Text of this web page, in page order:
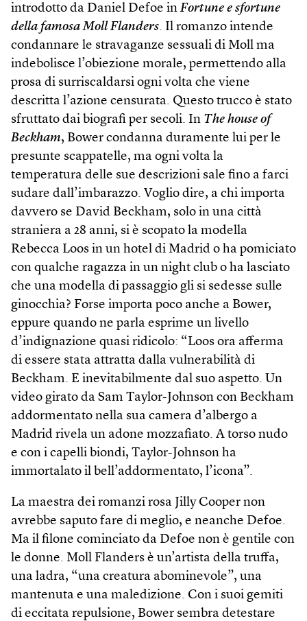
introdotto da Daniel Defoe in Fortune e sfortune
della famosa Moll Flanders. Il romanzo intende
condannare le stravaganze sessuali di Moll ma
indebolisce l’obiezione morale, permettendo alla
prosa di surriscaldarsi ogni volta che viene
descritta l’azione censurata. Questo trucco è stato
sfruttato dai biografi per secoli. In The house of
Beckham, Bower condanna duramente lui per le
presunte scappatelle, ma ogni volta la
temperatura delle sue descrizioni sale fino a farci
sudare dall’imbarazzo. Voglio dire, a chi importa
davvero se David Beckham, solo in una città
straniera a 28 anni, si è scopato la modella
Rebecca Loos in un hotel di Madrid o ha pomiciato
con qualche ragazza in un night club o ha lasciato
che una modella di passaggio gli si sedesse sulle
ginocchia? Forse importa poco anche a Bower,
eppure quando ne parla esprime un livello
d’indignazione quasi ridicolo: “Loos ora afferma
di essere stata attratta dalla vulnerabilità di
Beckham. E inevitabilmente dal suo aspetto. Un
video girato da Sam Taylor-Johnson con Beckham
addormentato nella sua camera d’albergo a
Madrid rivela un adone mozzafiato. A torso nudo
e con i capelli biondi, Taylor-Johnson ha
immortalato il bell’addormentato, l’icona”.
La maestra dei romanzi rosa Jilly Cooper non
avrebbe saputo fare di meglio, e neanche Defoe.
Ma il filone cominciato da Defoe non è gentile con
le donne. Moll Flanders è un’artista della truffa,
una ladra, “una creatura abominevole”, una
mantenuta e una maledizione. Con i suoi gemiti
di eccitata repulsione, Bower sembra detestare